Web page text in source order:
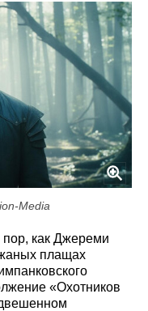
Media
как Джереми
плащах
«Охотников